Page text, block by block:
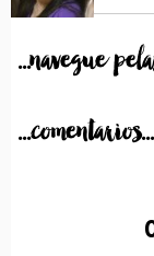
...navegue
...comentarios...